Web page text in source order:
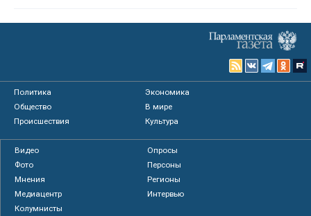
Политика
Экономика
Общество
В мире
Происшествия
Культура
Видео
Опросы
Фото
Персоны
Мнения
Регионы
Медиацентр
Интервью
Колумнисты